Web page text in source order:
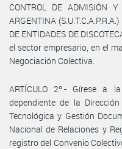
CONTROL DE ADMISIÓN
ARGENTINA
DE ENTIDADES DE
el sector empresario, en el
Negociación Colectiva.
ARTÍCULO 2º.- Gírese a
dependiente de la
Tecnológica y Gestión
Nacional de Relaciones y
registro del Convenio